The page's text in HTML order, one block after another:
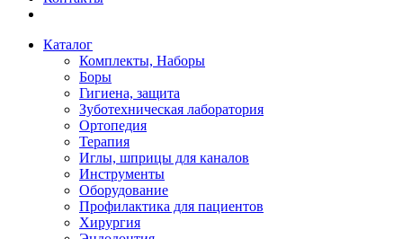
Каталог
Комплекты, Наборы
Боры
Гигиена, защита
Зуботехническая лаборатория
Ортопедия
Терапия
Иглы, шприцы для каналов
Инструменты
Оборудование
Профилактика для пациентов
Хирургия